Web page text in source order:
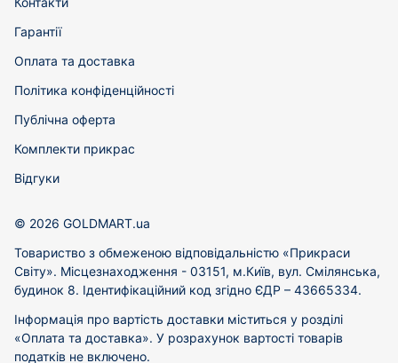
Гарантії
Оплата та доставка
Політика конфіденційності
Публічна оферта
Комплекти прикрас
Відгуки
© 2026 GOLDMART.ua
Товариство з обмеженою відповідальністю «Прикраси
Світу». Місцезнаходження - 03151, м.Київ, вул. Смілянська,
будинок 8. Ідентифікаційний код згідно ЄДР – 43665334.
Інформація про вартість доставки міститься у розділі
«Оплата та доставка». У розрахунок вартості товарів
податків не включено.